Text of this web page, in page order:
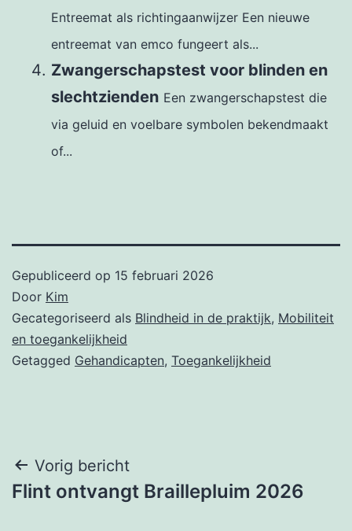
Entreemat als richtingaanwijzer Een nieuwe
entreemat van emco fungeert als...
Zwangerschapstest voor blinden en
slechtzienden Een zwangerschapstest die
via geluid en voelbare symbolen bekendmaakt
of...
Gepubliceerd op 15 februari 2026
Door Kim
Gecategoriseerd als Blindheid in de praktijk, Mobiliteit
en toegankelijkheid
Getagged Gehandicapten, Toegankelijkheid
Bericht
navigatie
Vorig bericht
Flint ontvangt Braillepluim 2026